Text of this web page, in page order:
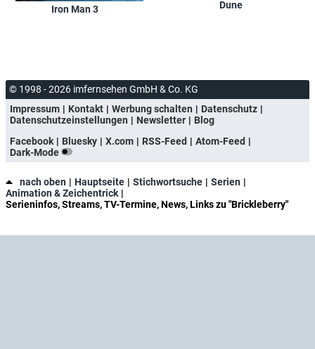
Iron Man 3 Dune
© 1998 - 2026 imfernsehen GmbH & Co. KG
Impressum
Kontakt Werbung schalten
Datenschutz
Datenschutzeinstellungen
Newsletter
Blog
Facebook
Bluesky X.com RSS-Feed
Atom-Feed
Dark-Mode
nach oben Hauptseite Stichwortsuche
Serien
Animation & Zeichentrick
Serieninfos, Streams, TV-Termine, News, Links zu "Brickleberry"